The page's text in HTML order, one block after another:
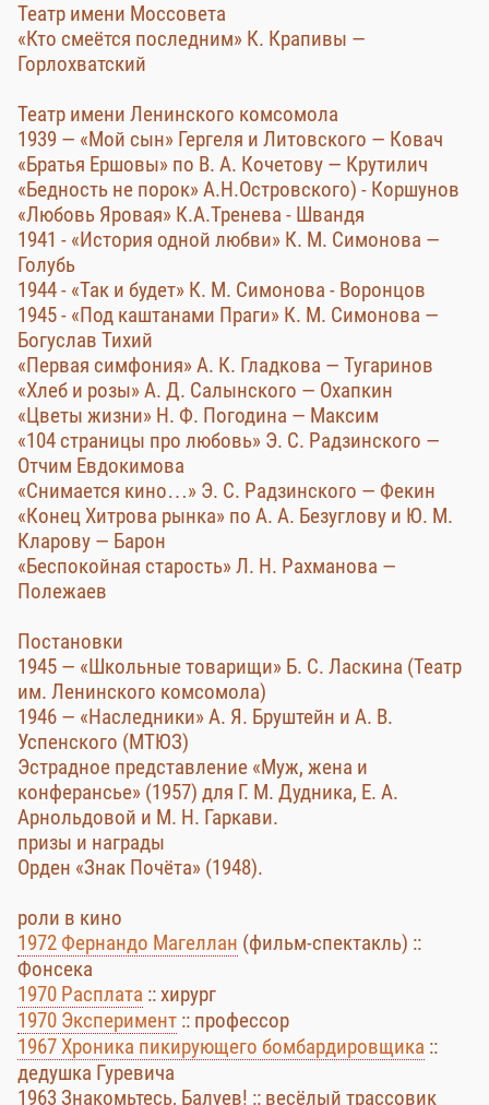
Театр имени Моссовета
«Кто смеётся последним» К. Крапивы —
Горлохватский
Театр имени Ленинского комсомола
1939 — «Мой сын» Гергеля и Литовского — Ковач
«Братья Ершовы» по В. А. Кочетову — Крутилич
«Бедность не порок» А.Н.Островского) - Коршунов
«Любовь Яровая» К.А.Тренева - Швандя
1941 - «История одной любви» К. М. Симонова —
Голубь
1944 - «Так и будет» К. М. Симонова - Воронцов
1945 - «Под каштанами Праги» К. М. Симонова —
Богуслав Тихий
«Первая симфония» А. К. Гладкова — Тугаринов
«Хлеб и розы» А. Д. Салынского — Охапкин
«Цветы жизни» Н. Ф. Погодина — Максим
«104 страницы про любовь» Э. С. Радзинского —
Отчим Евдокимова
«Снимается кино…» Э. С. Радзинского — Фекин
«Конец Хитрова рынка» по А. А. Безуглову и Ю. М.
Кларову — Барон
«Беспокойная старость» Л. Н. Рахманова —
Полежаев
Постановки
1945 — «Школьные товарищи» Б. С. Ласкина (Театр
им. Ленинского комсомола)
1946 — «Наследники» А. Я. Бруштейн и А. В.
Успенского (МТЮЗ)
Эстрадное представление «Муж, жена и
конферансье» (1957) для Г. М. Дудника, Е. А.
Арнольдовой и М. Н. Гаркави.
призы и награды
Орден «Знак Почёта» (1948).
роли в кино
1972 Фернандо Магеллан (фильм-спектакль) ::
Фонсека
1970 Расплата :: хирург
1970 Эксперимент :: профессор
1967 Хроника пикирующего бомбардировщика ::
дедушка Гуревича
1963 Знакомьтесь, Балуев! :: весёлый трассовик